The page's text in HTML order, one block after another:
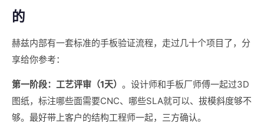
的
赫兹内部有一套标准的手板验证流程，走过几十个项目了，分
享给你参考：
第一阶段：工艺评审（1天） 。设计师和手板厂师傅一起过3D
图纸，标注哪些面需要CNC、哪些SLA就可以、拔模斜度够不
够。最好带上客户的结构工程师一起，三方确认。